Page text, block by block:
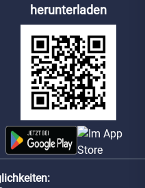
herunterladen